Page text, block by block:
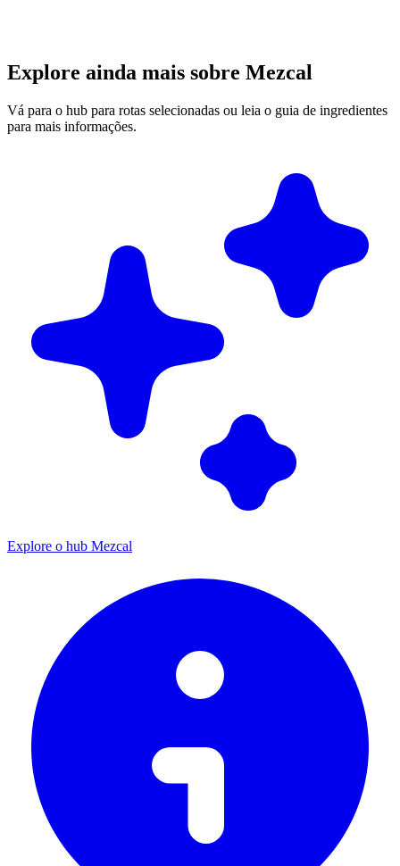
Explore ainda mais sobre Mezcal
Vá para o hub para rotas selecionadas ou leia o guia de ingredientes
para mais informações.
Explore o hub Mezcal